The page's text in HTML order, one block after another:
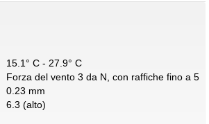
15.1° C - 27.9° C
Forza del vento 3 da N, con raffiche fino a 5
0.23 mm
6.3 (alto)